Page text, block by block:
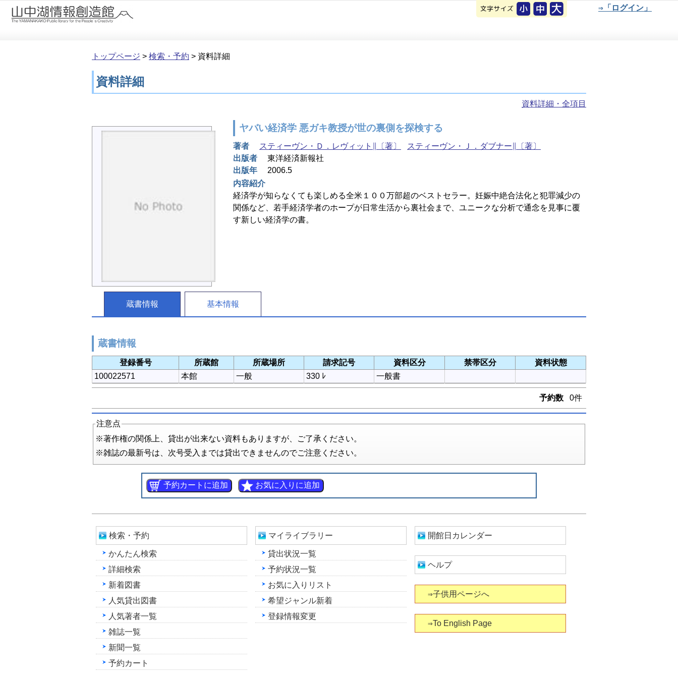
本文へ移動 ⇒「ログイン」
トップページ > 検索・予約 > 資料詳細
資料詳細
資料詳細・全項目
ヤバい経済学 悪ガキ教授が世の裏側を探検する
著者 スティーヴン・Ｄ．レヴィット∥〔著〕
スティーヴン・Ｊ．ダブナー∥〔著〕
出版者
東洋経済新報社
出版年
2006.5
内容紹介
経済学が知らなくても楽しめる全米１００万部超のベストセラー。妊娠中絶合法化と犯罪減少の
関係など、若手経済学者のホープが日常生活から裏社会まで、ユニークな分析で通念を見事に覆
す新しい経済学の書。
蔵書情報 基本情報
蔵書情報
登録番号 所蔵館 所蔵場所 請求記号 資料区分 禁帯区分
資料状態
100022571
本館 一般 330 ﾚ 一般書
予約数 0件
注意点
※著作権の関係上、貸出が出来ない資料もありますが、ご了承ください。
※雑誌の最新号は、次号受入までは貸出できませんのでご注意ください。
検索・予約
かんたん検索
詳細検索
新着図書
人気貸出図書
人気著者一覧
雑誌一覧
新聞一覧
予約カート
マイライブラリー
貸出状況一覧
予約状況一覧
お気に入りリスト
希望ジャンル新着
登録情報変更
開館日カレンダー
ヘルプ
⇒子供用ページへ
⇒To English Page